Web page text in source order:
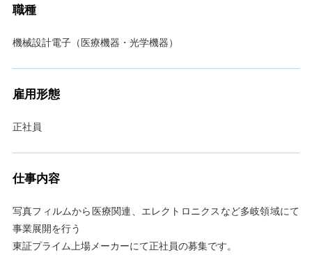
職種
機械設計電子（医療機器・光学機器）
雇用形態
正社員
仕事内容
写真フィルムから医療関連、エレクトロニクスなど多岐領域にて
事業展開を行う
東証プライム上場メーカーにて正社員の募集です。